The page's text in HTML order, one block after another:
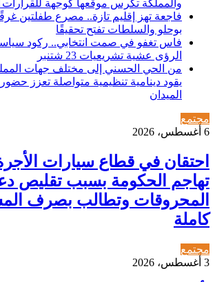
والمملكة تكرس موقعها كوجهة للقرارات
فاجعة تهز إقليم تازة.. مصرع طفلتين
بوحلو والسلطات تفتح تحقيقًا
فاس تغفو في صمت انتخابي.. ركود
الرؤى عشية تشريعيات 23 شتنبر
من الحي الحسني إلى مختلف جهات
يقود دينامية تنظيمية متواصلة تعزز
الميدان
مجتمع
6 أغسطس، 2026
احتقان في قطاع سيارات
تهاجم الحكومة بسبب تقليص
المحروقات وتطالب بصرف
كاملة
مجتمع
3 أغسطس، 2026